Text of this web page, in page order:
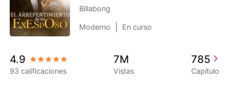
Salir
Instalar APP
Hombre Lobo
Cuentos
Urbano
Billabong
Moderno En curso
4.9
93 calificaciones
7M
Vistas
785
Capítulo